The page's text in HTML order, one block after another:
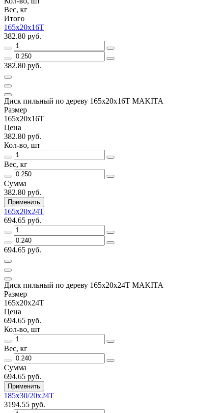
Вес, кг
Итого
165х20х16Т
382.80 руб.
382.80 руб.
Диск пильный по дереву 165x20x16Т MAKITA
Размер
165х20х16Т
Цена
382.80 руб.
Кол-во, шт
Вес, кг
Сумма
382.80 руб.
Применить
165х20х24Т
694.65 руб.
694.65 руб.
Диск пильный по дереву 165x20x24Т MAKITA
Размер
165х20х24Т
Цена
694.65 руб.
Кол-во, шт
Вес, кг
Сумма
694.65 руб.
Применить
185х30/20х24Т
3194.55 руб.